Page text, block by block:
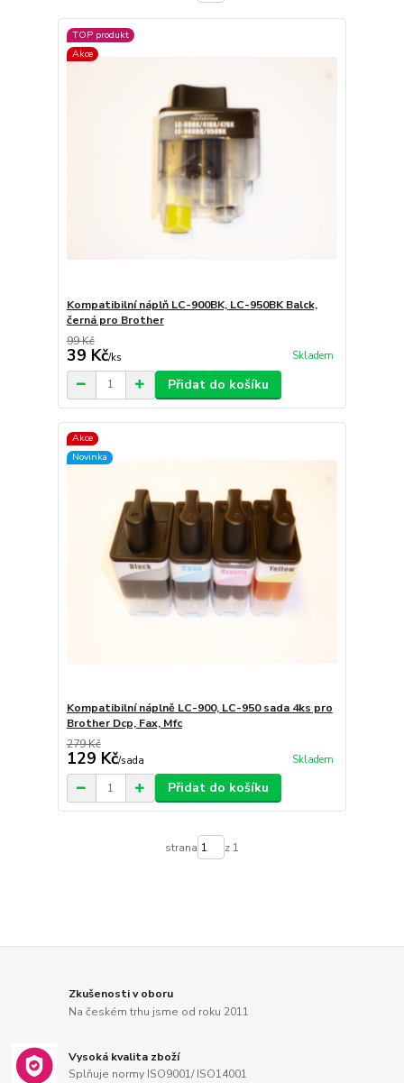
TOP produkt
Akce
Kompatibilní náplň LC-900BK, LC-950BK Balck,
černá pro Brother
99 Kč
39 Kč/ks Skladem
Přidat do košíku
Akce
Novinka
Kompatibilní náplně LC-900, LC-950 sada 4ks pro
Brother Dcp, Fax, Mfc
279 Kč
129 Kč/sada Skladem
Přidat do košíku
strana z 1
Zkušenosti v oboru
Na českém trhu jsme od roku 2011
Vysoká kvalita zboží
Splňuje normy ISO9001/ ISO14001